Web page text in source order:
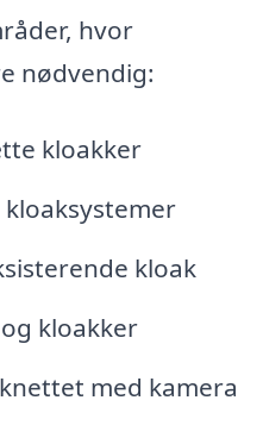
hvor
nødvendig:
kloakker
kloak
kloakker
med kamera